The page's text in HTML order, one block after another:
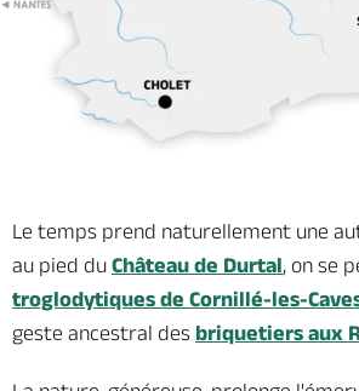
Le temps prend naturellement une
au pied du Château de Durtal, on se
troglodytiques de Cornillé-les-
geste ancestral des briquetiers aux